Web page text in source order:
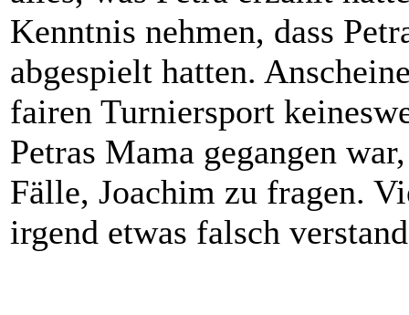
Kenntnis nehmen, dass
abgespielt hatten.
fairen Turniersport
Petras Mama gegangen
Fälle, Joachim zu fragen.
irgend etwas falsch